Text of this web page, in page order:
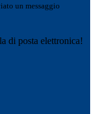
un messaggio
di posta elettronica!